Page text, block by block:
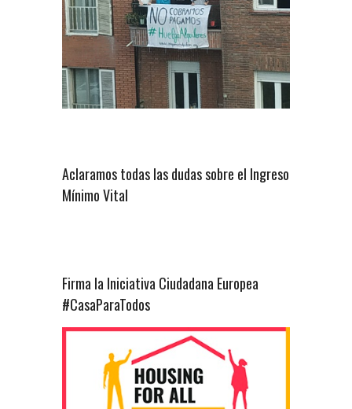
Aclaramos todas las dudas sobre el Ingreso
Mínimo Vital
Firma la Iniciativa Ciudadana Europea
#CasaParaTodos